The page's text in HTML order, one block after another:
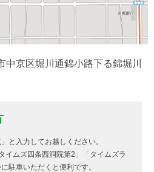
京区堀川通錦小路下る錦堀川
と入力してお越しください。
イムズ四条西洞院第2」「タイムズラ
駐車いただくと便利です。